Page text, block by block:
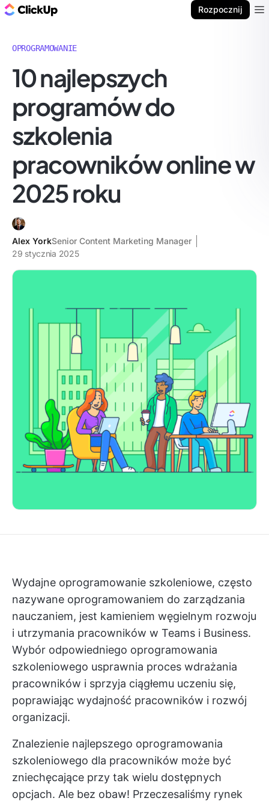
Rozpocznij
OPROGRAMOWANIE
10 najlepszych
programów do
szkolenia
pracowników online w
2025 roku
Alex YorkSenior Content Marketing Manager
29 stycznia 2025
Wydajne oprogramowanie szkoleniowe, często
nazywane oprogramowaniem do zarządzania
nauczaniem, jest kamieniem węgielnym rozwoju
i utrzymania pracowników w Teams i Business.
Wybór odpowiedniego oprogramowania
szkoleniowego usprawnia proces wdrażania
pracowników i sprzyja ciągłemu uczeniu się,
poprawiając wydajność pracowników i rozwój
organizacji.
Znalezienie najlepszego oprogramowania
szkoleniowego dla pracowników może być
zniechęcające przy tak wielu dostępnych
opcjach. Ale bez obaw! Przeczesaliśmy rynek